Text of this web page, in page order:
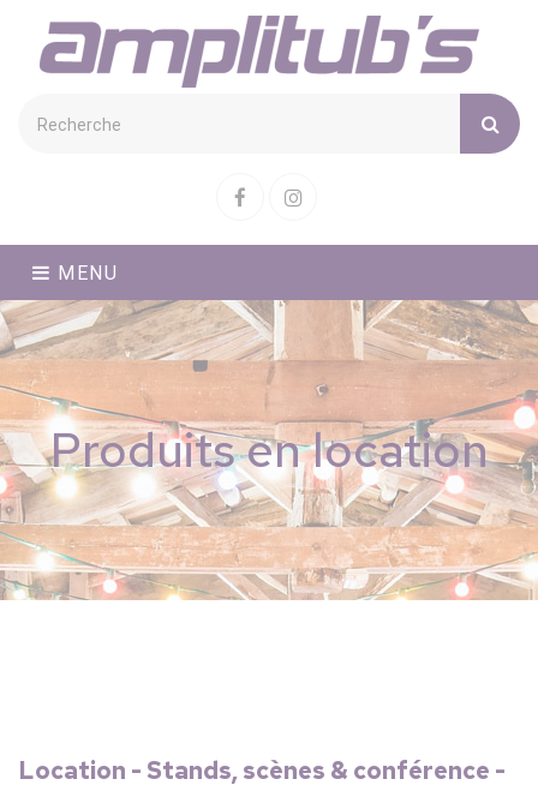
FacebookInstagram
MENU
Produits en location
Location - Stands, scènes & conférence -
Cookies management panel